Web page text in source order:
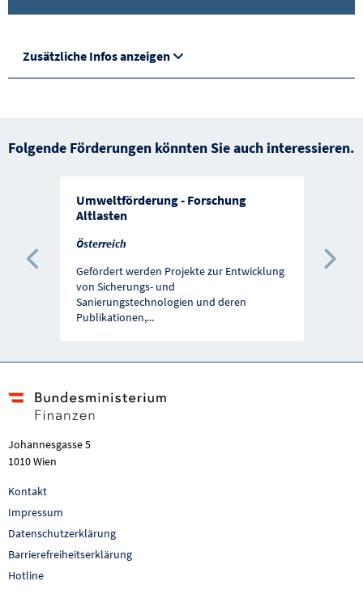
Zusätzliche Infos anzeigen
Folgende Förderungen könnten Sie auch interessieren.
Umweltförderung - Forschung
Altlasten
Österreich
Gefördert werden Projekte zur Entwicklung
von Sicherungs- und
Sanierungstechnologien und deren
Publikationen,...
Vorherige Förderung
Johannesgasse 5
1010 Wien
Kontakt
Impressum
Datenschutzerklärung
Barrierefreiheitserklärung
Hotline